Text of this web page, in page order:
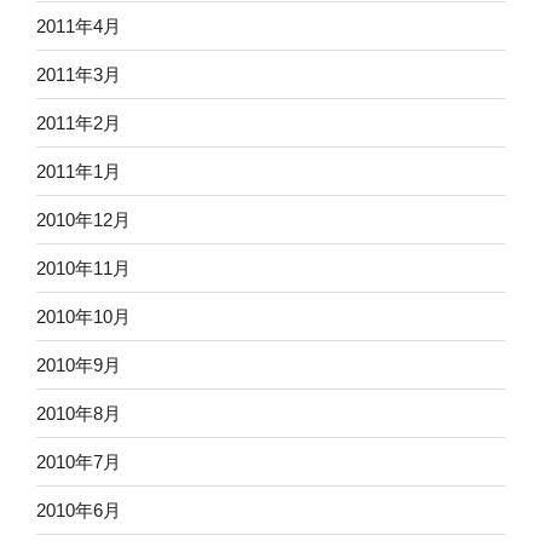
2011年4月
2011年3月
2011年2月
2011年1月
2010年12月
2010年11月
2010年10月
2010年9月
2010年8月
2010年7月
2010年6月